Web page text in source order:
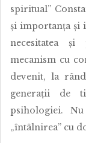
spiritual”
și importanța și
necesitatea
mecanism cu
devenit, la
generații de
psihologiei.
„întâlnirea” cu